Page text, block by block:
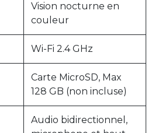
Vision nocturne en
couleur
Wi-Fi 2.4 GHz
Carte MicroSD, Max
128 GB (non incluse)
Audio bidirectionnel,